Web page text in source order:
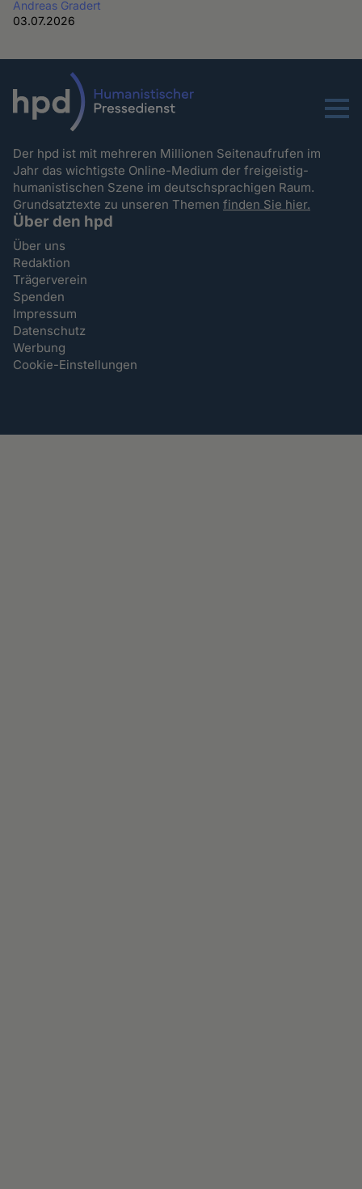
Andreas Gradert
03.07.2026
Menu
Der hpd ist mit mehreren Millionen Seitenaufrufen im
Jahr das wichtigste Online-Medium der freigeistig-
humanistischen Szene im deutschsprachigen Raum.
Grundsatztexte zu unseren Themenfinden Sie hier.
Über den hpd
Über uns
Redaktion
Trägerverein
Spenden
Impressum
Datenschutz
Werbung
Cookie-Einstellungen